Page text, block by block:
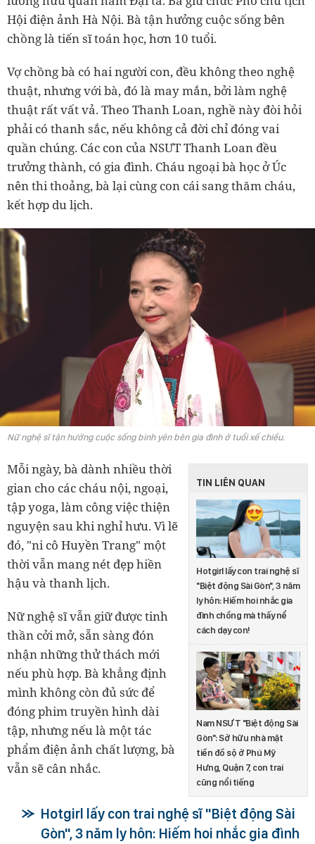
Hội điện ảnh Hà Nội. Bà tận hưởng cuộc sống bên
chồng là tiến sĩ toán học, hơn 10 tuổi.
Vợ chồng bà có hai người con, đều không theo nghệ
thuật, nhưng với bà, đó là may mắn, bởi làm nghệ
thuật rất vất vả. Theo Thanh Loan, nghề này đòi hỏi
phải có thanh sắc, nếu không cả đời chỉ đóng vai
quần chúng. Các con của NSƯT Thanh Loan đều
trưởng thành, có gia đình. Cháu ngoại bà học ở Úc
nên thi thoảng, bà lại cùng con cái sang thăm cháu,
kết hợp du lịch.
Nữ nghệ sĩ tận hưởng cuộc sống bình yên bên gia đình ở tuổi xế chiều.
TIN LIÊN QUAN
Hotgirl lấy con trai nghệ sĩ
"Biệt động Sài Gòn", 3 năm
ly hôn: Hiếm hoi nhắc gia
đình chồng mà thấy nể
cách dạy con!
Nam NSƯT "Biệt động Sài
Gòn": Sở hữu nhà mặt
tiền đồ sộ ở Phú Mỹ
Hưng, Quận 7, con trai
cũng nổi tiếng
Mỗi ngày, bà dành nhiều thời
gian cho các cháu nội, ngoại,
tập yoga, làm công việc thiện
nguyện sau khi nghỉ hưu. Vì lẽ
đó, "ni cô Huyền Trang" một
thời vẫn mang nét đẹp hiền
hậu và thanh lịch.
Nữ nghệ sĩ vẫn giữ được tinh
thần cởi mở, sẵn sàng đón
nhận những thử thách mới
nếu phù hợp. Bà khẳng định
mình không còn đủ sức để
đóng phim truyền hình dài
tập, nhưng nếu là một tác
phẩm điện ảnh chất lượng, bà
vẫn sẽ cân nhắc.
Hotgirl lấy con trai nghệ sĩ "Biệt động Sài
Gòn", 3 năm ly hôn: Hiếm hoi nhắc gia đình